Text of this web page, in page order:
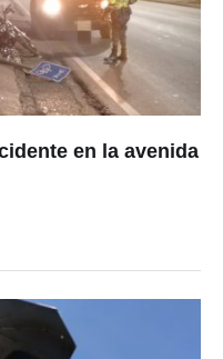
en la avenida